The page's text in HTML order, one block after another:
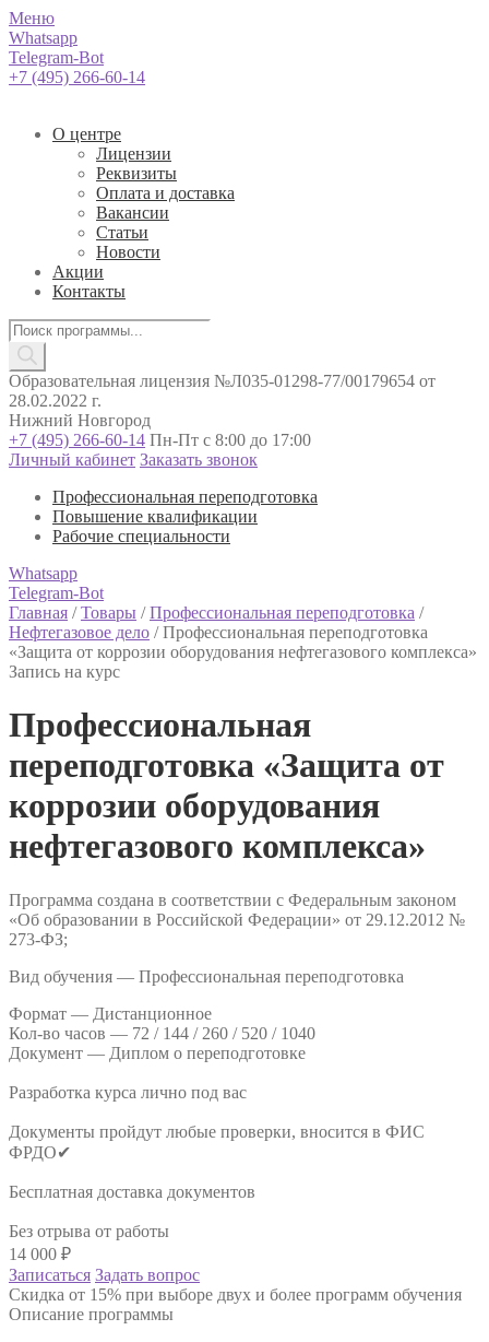
Меню
Whatsapp
Telegram-Bot
+7 (495) 266-60-14
О центре
Лицензии
Реквизиты
Оплата и доставка
Вакансии
Статьи
Новости
Акции
Контакты
Поиск
товаров
Образовательная лицензия №Л035-01298-77/00179654 от
28.02.2022 г.
Нижний Новгород
+7 (495) 266-60-14 Пн-Пт с 8:00 до 17:00
Личный кабинет Заказать звонок
Профессиональная переподготовка
Повышение квалификации
Рабочие специальности
Whatsapp
Telegram-Bot
Главная /Товары /Профессиональная переподготовка /
Нефтегазовое дело /Профессиональная переподготовка
«Защита от коррозии оборудования нефтегазового комплекса»
Запись на курс
Профессиональная
переподготовка «Защита от
коррозии оборудования
нефтегазового комплекса»
Программа создана в соответствии с Федеральным законом
«Об образовании в Российской Федерации» от 29.12.2012 №
273-ФЗ;
Вид обучения — Профессиональная переподготовка
Формат — Дистанционное
Кол-во часов — 72 / 144 / 260 / 520 / 1040
Документ — Диплом о переподготовке
Разработка курса лично под вас
Документы пройдут любые проверки, вносится в ФИС
ФРДО✔
Бесплатная доставка документов
Без отрыва от работы
14 000 ₽
Записаться Задать вопрос
Скидка от 15% при выборе двух и более программ обучения
Описание программы